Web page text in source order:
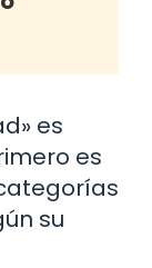
es
es
su